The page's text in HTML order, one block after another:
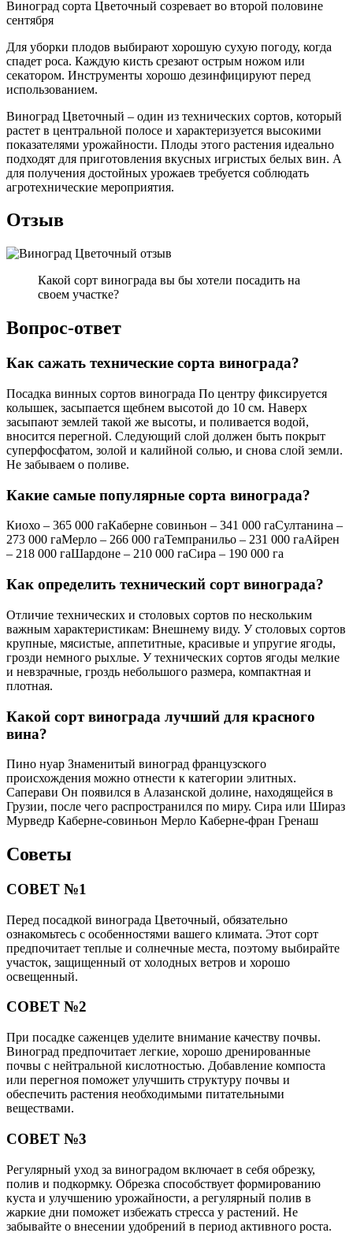
Виноград сорта Цветочный созревает во второй половине
сентября
Для уборки плодов выбирают хорошую сухую погоду, когда
спадет роса. Каждую кисть срезают острым ножом или
секатором. Инструменты хорошо дезинфицируют перед
использованием.
Виноград Цветочный – один из технических сортов, который
растет в центральной полосе и характеризуется высокими
показателями урожайности. Плоды этого растения идеально
подходят для приготовления вкусных игристых белых вин. А
для получения достойных урожаев требуется соблюдать
агротехнические мероприятия.
Отзыв
Какой сорт винограда вы бы хотели посадить на
своем участке?
Вопрос-ответ
Как сажать технические сорта винограда?
Посадка винных сортов винограда По центру фиксируется
колышек, засыпается щебнем высотой до 10 см. Наверх
засыпают землей такой же высоты, и поливается водой,
вносится перегной. Следующий слой должен быть покрыт
суперфосфатом, золой и калийной солью, и снова слой земли.
Не забываем о поливе.
Какие самые популярные сорта винограда?
Киохо – 365 000 гаКаберне совиньон – 341 000 гаСултанина –
273 000 гаМерло – 266 000 гаТемпранильо – 231 000 гаАйрен
– 218 000 гаШардоне – 210 000 гаСира – 190 000 га
Как определить технический сорт винограда?
Отличие технических и столовых сортов по нескольким
важным характеристикам: Внешнему виду. У столовых сортов
крупные, мясистые, аппетитные, красивые и упругие ягоды,
грозди немного рыхлые. У технических сортов ягоды мелкие
и невзрачные, гроздь небольшого размера, компактная и
плотная.
Какой сорт винограда лучший для красного
вина?
Пино нуар Знаменитый виноград французского
происхождения можно отнести к категории элитных.
Саперави Он появился в Алазанской долине, находящейся в
Грузии, после чего распространился по миру. Сира или Шираз
Мурведр Каберне-совиньон Мерло Каберне-фран Гренаш
Советы
СОВЕТ №1
Перед посадкой винограда Цветочный, обязательно
ознакомьтесь с особенностями вашего климата. Этот сорт
предпочитает теплые и солнечные места, поэтому выбирайте
участок, защищенный от холодных ветров и хорошо
освещенный.
СОВЕТ №2
При посадке саженцев уделите внимание качеству почвы.
Виноград предпочитает легкие, хорошо дренированные
почвы с нейтральной кислотностью. Добавление компоста
или перегноя поможет улучшить структуру почвы и
обеспечить растения необходимыми питательными
веществами.
СОВЕТ №3
Регулярный уход за виноградом включает в себя обрезку,
полив и подкормку. Обрезка способствует формированию
куста и улучшению урожайности, а регулярный полив в
жаркие дни поможет избежать стресса у растений. Не
забывайте о внесении удобрений в период активного роста.